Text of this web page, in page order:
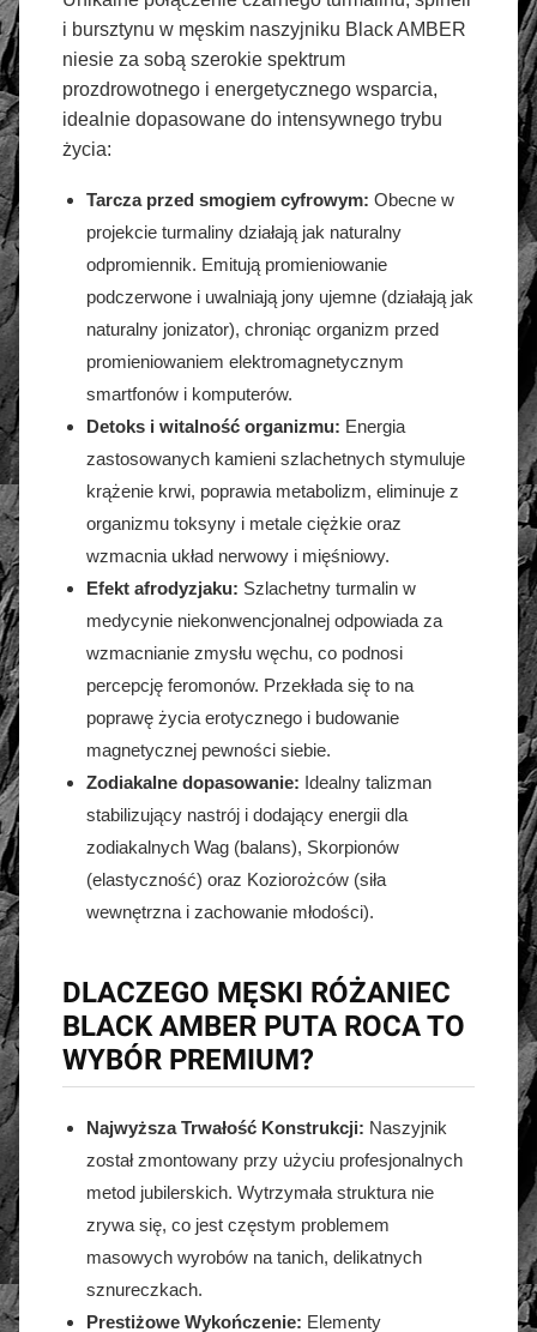
i bursztynu w męskim naszyjniku Black AMBER
niesie za sobą szerokie spektrum
prozdrowotnego i energetycznego wsparcia,
idealnie dopasowane do intensywnego trybu
życia:
Tarcza przed smogiem cyfrowym: Obecne w
projekcie turmaliny działają jak naturalny
odpromiennik. Emitują promieniowanie
podczerwone i uwalniają jony ujemne (działają jak
naturalny jonizator), chroniąc organizm przed
promieniowaniem elektromagnetycznym
smartfonów i komputerów.
Detoks i witalność organizmu: Energia
zastosowanych kamieni szlachetnych stymuluje
krążenie krwi, poprawia metabolizm, eliminuje z
organizmu toksyny i metale ciężkie oraz
wzmacnia układ nerwowy i mięśniowy.
Efekt afrodyzjaku: Szlachetny turmalin w
medycynie niekonwencjonalnej odpowiada za
wzmacnianie zmysłu węchu, co podnosi
percepcję feromonów. Przekłada się to na
poprawę życia erotycznego i budowanie
magnetycznej pewności siebie.
Zodiakalne dopasowanie: Idealny talizman
stabilizujący nastrój i dodający energii dla
zodiakalnych Wag (balans), Skorpionów
(elastyczność) oraz Koziorożców (siła
wewnętrzna i zachowanie młodości).
DLACZEGO MĘSKI RÓŻANIEC
BLACK AMBER PUTA ROCA TO
WYBÓR PREMIUM?
Najwyższa Trwałość Konstrukcji: Naszyjnik
został zmontowany przy użyciu profesjonalnych
metod jubilerskich. Wytrzymała struktura nie
zrywa się, co jest częstym problemem
masowych wyrobów na tanich, delikatnych
sznureczkach.
Prestiżowe Wykończenie: Elementy